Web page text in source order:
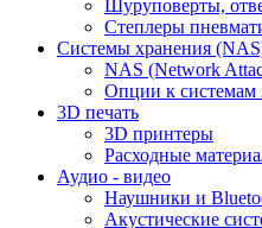
Шуруповерты,
Степлеры
Cистемы хранения
NAS (Network
Опции к системам
3D печать
3D принтеры
Расходные
Аудио - видео
Наушники и
Акустические